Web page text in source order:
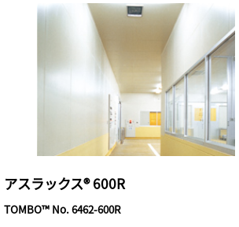
アスラックス® 600R
TOMBO™ No. 6462-600R